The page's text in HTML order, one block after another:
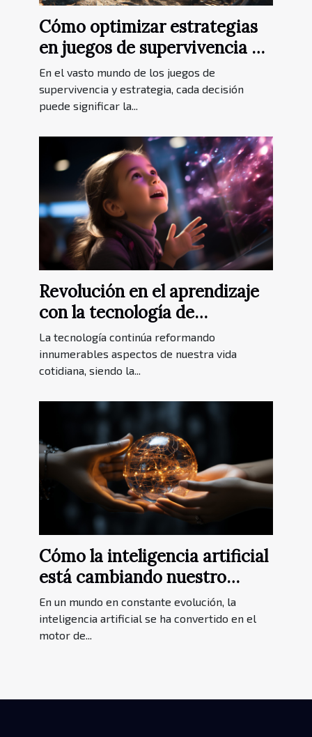
Cómo optimizar estrategias
en juegos de supervivencia y
estrategia
En el vasto mundo de los juegos de
supervivencia y estrategia, cada decisión
puede significar la...
Revolución en el aprendizaje
con la tecnología de
reconocimiento de voz
La tecnología continúa reformando
innumerables aspectos de nuestra vida
cotidiana, siendo la...
Cómo la inteligencia artificial
está cambiando nuestro
mundo
En un mundo en constante evolución, la
inteligencia artificial se ha convertido en el
motor de...